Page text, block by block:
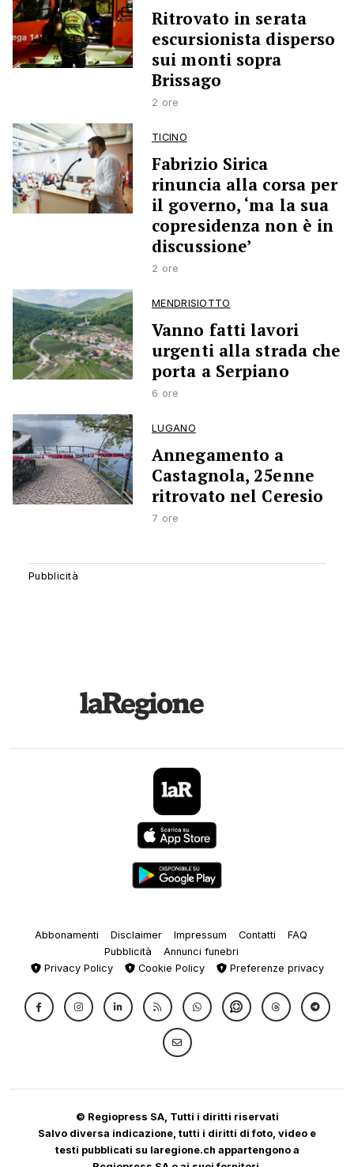
Ritrovato in serata
escursionista disperso
sui monti sopra
Brissago
2 ore
TICINO
Fabrizio Sirica
rinuncia alla corsa per
il governo, ‘ma la sua
copresidenza non è in
discussione’
2 ore
MENDRISIOTTO
Vanno fatti lavori
urgenti alla strada che
porta a Serpiano
6 ore
LUGANO
Annegamento a
Castagnola, 25enne
ritrovato nel Ceresio
7 ore
Abbonamenti Disclaimer Impressum Contatti
FAQ
Pubblicità
Annunci funebri
Privacy Policy
Cookie Policy Preferenze privacy
© Regiopress SA, Tutti i diritti riservati
Salvo diversa indicazione, tutti i diritti di foto, video e
testi pubblicati su laregione.ch appartengono a